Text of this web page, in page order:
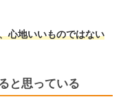
心地いいものではない
と思っている